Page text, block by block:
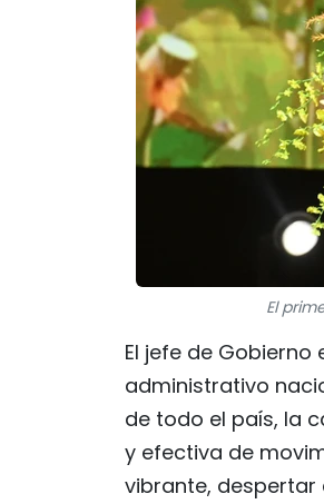
El
El jefe de
administrativo
de todo el país, la
y efectiva de
vibrante, despertar